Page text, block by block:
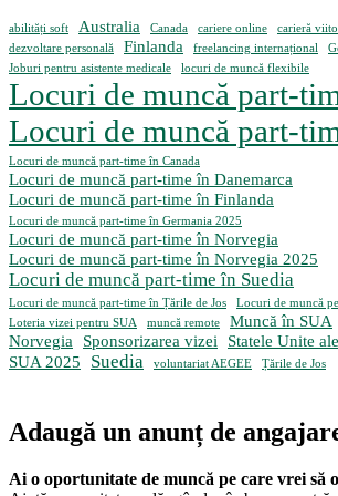
abilități soft Australia Canada cariere online carieră
dezvoltare personală Finlanda freelancing internațional
Joburi pentru asistente medicale
locuri de muncă flexibile
Locuri de muncă part-
Locuri de muncă part-
Locuri de muncă part-time în Canada
Locuri de muncă part-time în Danemarca
Locuri de muncă part-time în Finlanda
Locuri de muncă part-time în Germania 2025
Locuri de muncă part-time în Norvegia
Locuri de muncă part-time în Norvegia 2025
Locuri de muncă part-time în Suedia
Locuri de muncă part-time în Țările de Jos
Locuri de muncă
Loteria vizei pentru SUA
muncă remote Muncă în SUA
Norvegia Sponsorizarea vizei
Statele Unite
SUA 2025
Suedia voluntariat AEGEE Țările de Jos
Adaugă un anunț de
Ai o oportunitate de muncă pe care vrei să